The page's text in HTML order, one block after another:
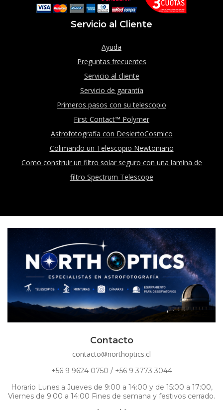
Servicio al Cliente
Ayuda
Preguntas frecuentes
Servicio al cliente
Servicio de garantía
Primeros pasos con su telescopio
First Contact™ Polymer
Astrofotografía con DesiertoCosmico
Colimando un Telescopio Newtoniano
Como construir un filtro solar seguro con una lamina de
filtro Spectrum Telescope
Contacto
contacto@northoptics.cl
+56 9 9624 0750 / +56 9 3773 3044
Horario Lunes a Jueves de 9:00 a 14:00 y de 15:00 a 17:00,
Viernes de 9:00 a 14:00 Fines de semana y festivos cerrado.